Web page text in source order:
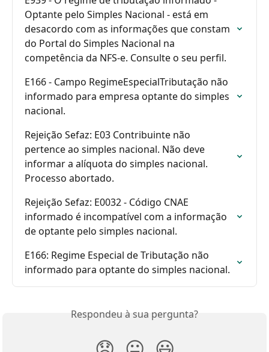
Optante pelo Simples Nacional - está em
desacordo com as informações que constam
do Portal do Simples Nacional na
competência da NFS-e. Consulte o seu perfil.
E166 - Campo RegimeEspecialTributação não
informado para empresa optante do simples
nacional.
Rejeição Sefaz: E03 Contribuinte não
pertence ao simples nacional. Não deve
informar a alíquota do simples nacional.
Processo abortado.
Rejeição Sefaz: E0032 - Código CNAE
informado é incompatível com a informação
de optante pelo simples nacional.
E166: Regime Especial de Tributação não
informado para optante do simples nacional.
Respondeu à sua pergunta?